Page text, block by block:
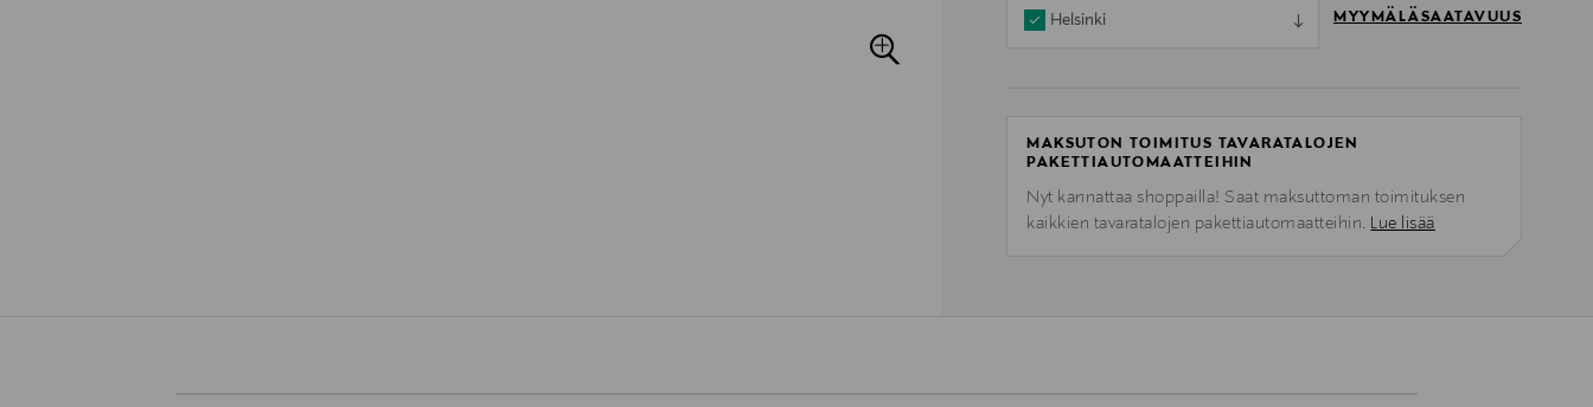
Helsinki MYYMÄLÄSAATAVUUS
MAKSUTON TOIMITUS TAVARATALOJEN
PAKETTIAUTOMAATTEIHIN
Nyt kannattaa shoppailla! Saat maksuttoman toimituksen
kaikkien tavaratalojen pakettiautomaatteihin. Lue lisää